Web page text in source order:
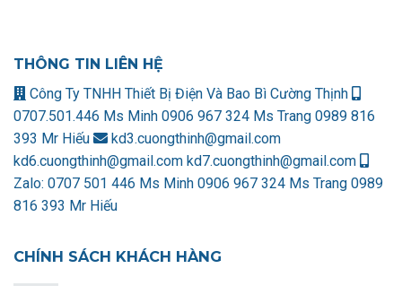
THÔNG TIN LIÊN HỆ
Công Ty TNHH Thiết Bị Điện Và Bao Bì Cường Thịnh
0707.501.446 Ms Minh 0906 967 324 Ms Trang 0989 816
393 Mr Hiếu
kd3.cuongthinh@gmail.com
kd6.cuongthinh@gmail.com kd7.cuongthinh@gmail.com
Zalo: 0707 501 446 Ms Minh 0906 967 324 Ms Trang 0989
816 393 Mr Hiếu
CHÍNH SÁCH KHÁCH HÀNG